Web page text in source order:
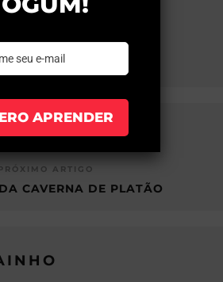
ANTERIOR
PRÓXIMO ARTIGO
CAVERNA DE PLATÃO